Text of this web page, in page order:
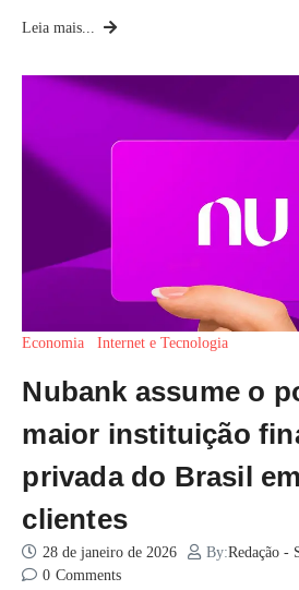
Leia mais...
Economia Internet e Tecnologia
Nubank assume o
maior instituição
privada do Brasil
clientes
28 de janeiro de 2026 By:Redação -
0 Comments